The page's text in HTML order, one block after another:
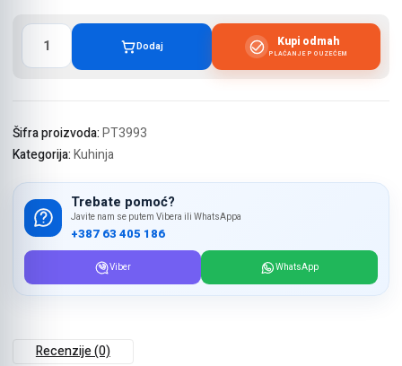
Kanta
prozirna
16L
količina
Dodaj Kupi odmah
PLAĆANJE POUZEĆEM
Šifra proizvoda:PT3993
Kategorija:Kuhinja
Trebate pomoć?
Javite nam se putem Vibera ili WhatsAppa
+387 63 405 186
Viber WhatsApp
Recenzije (0)